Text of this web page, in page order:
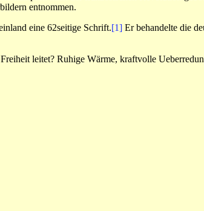
entnommen.
eine 62seitige Schrift.[1] Er behandelte die
leitet? Ruhige Wärme, kraftvolle